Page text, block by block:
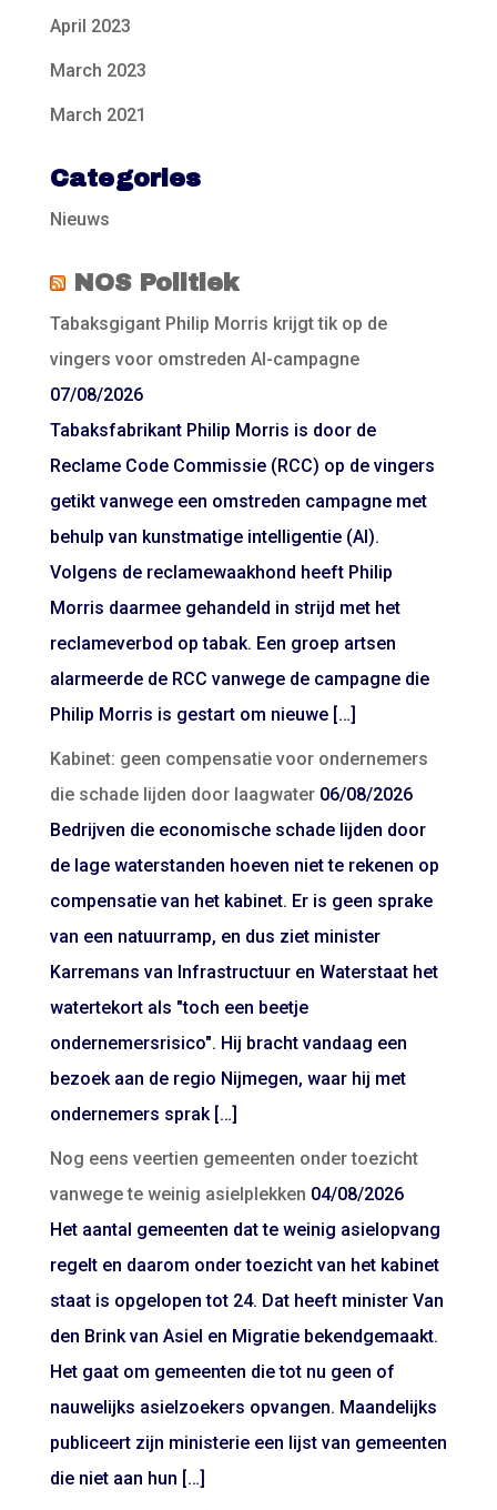
April 2023
March 2023
March 2021
Categories
Nieuws
NOS Politiek
Tabaksgigant Philip Morris krijgt tik op de
vingers voor omstreden AI-campagne
07/08/2026
Tabaksfabrikant Philip Morris is door de
Reclame Code Commissie (RCC) op de vingers
getikt vanwege een omstreden campagne met
behulp van kunstmatige intelligentie (AI).
Volgens de reclamewaakhond heeft Philip
Morris daarmee gehandeld in strijd met het
reclameverbod op tabak. Een groep artsen
alarmeerde de RCC vanwege de campagne die
Philip Morris is gestart om nieuwe […]
Kabinet: geen compensatie voor ondernemers
die schade lijden door laagwater 06/08/2026
Bedrijven die economische schade lijden door
de lage waterstanden hoeven niet te rekenen op
compensatie van het kabinet. Er is geen sprake
van een natuurramp, en dus ziet minister
Karremans van Infrastructuur en Waterstaat het
watertekort als "toch een beetje
ondernemersrisico". Hij bracht vandaag een
bezoek aan de regio Nijmegen, waar hij met
ondernemers sprak […]
Nog eens veertien gemeenten onder toezicht
vanwege te weinig asielplekken 04/08/2026
Het aantal gemeenten dat te weinig asielopvang
regelt en daarom onder toezicht van het kabinet
staat is opgelopen tot 24. Dat heeft minister Van
den Brink van Asiel en Migratie bekendgemaakt.
Het gaat om gemeenten die tot nu geen of
nauwelijks asielzoekers opvangen. Maandelijks
publiceert zijn ministerie een lijst van gemeenten
die niet aan hun […]